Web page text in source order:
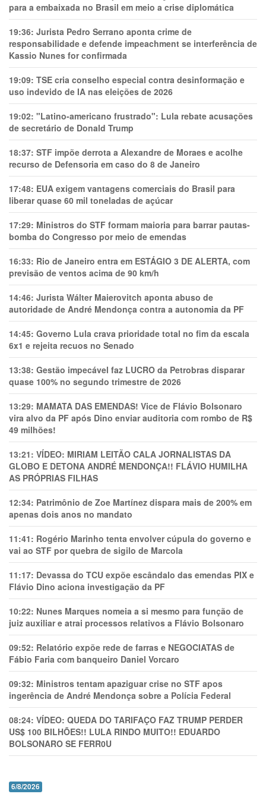
para a embaixada no Brasil em meio a crise diplomática
19:36: Jurista Pedro Serrano aponta crime de
responsabilidade e defende impeachment se interferência de
Kassio Nunes for confirmada
19:09: TSE cria conselho especial contra desinformação e
uso indevido de IA nas eleições de 2026
19:02: "Latino-americano frustrado": Lula rebate acusações
de secretário de Donald Trump
18:37: STF impõe derrota a Alexandre de Moraes e acolhe
recurso de Defensoria em caso do 8 de Janeiro
17:48: EUA exigem vantagens comerciais do Brasil para
liberar quase 60 mil toneladas de açúcar
17:29: Ministros do STF formam maioria para barrar pautas-
bomba do Congresso por meio de emendas
16:33: Rio de Janeiro entra em ESTÁGIO 3 DE ALERTA, com
previsão de ventos acima de 90 km/h
14:46: Jurista Wálter Maierovitch aponta abuso de
autoridade de André Mendonça contra a autonomia da PF
14:45: Governo Lula crava prioridade total no fim da escala
6x1 e rejeita recuos no Senado
13:38: Gestão impecável faz LUCRO da Petrobras disparar
quase 100% no segundo trimestre de 2026
13:29: MAMATA DAS EMENDAS! Vice de Flávio Bolsonaro
vira alvo da PF após Dino enviar auditoria com rombo de R$
49 milhões!
13:21: VÍDEO: MIRIAM LEITÃO CALA JORNALISTAS DA
GLOBO E DETONA ANDRÉ MENDONÇA!! FLÁVIO HUMILHA
AS PRÓPRIAS FILHAS
12:34: Patrimônio de Zoe Martínez dispara mais de 200% em
apenas dois anos no mandato
11:41: Rogério Marinho tenta envolver cúpula do governo e
vai ao STF por quebra de sigilo de Marcola
11:17: Devassa do TCU expõe escândalo das emendas PIX e
Flávio Dino aciona investigação da PF
10:22: Nunes Marques nomeia a si mesmo para função de
juiz auxiliar e atrai processos relativos a Flávio Bolsonaro
09:52: Relatório expõe rede de farras e NEGOCIATAS de
Fábio Faria com banqueiro Daniel Vorcaro
09:32: Ministros tentam apaziguar crise no STF apos
ingerência de André Mendonça sobre a Polícia Federal
08:24: VÍDEO: QUEDA DO TARIFAÇO FAZ TRUMP PERDER
US$ 100 BILHÕES!! LULA RINDO MUITO!! EDUARDO
BOLSONARO SE FERR0U
6/8/2026